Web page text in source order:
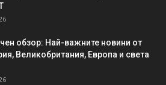
обзор: Най-важните новини от
Великобритания, Европа и света